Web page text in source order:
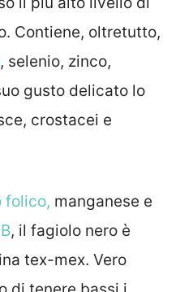
Contiene, oltretutto,
, selenio, zinco,
gusto delicato lo
crostacei e
folico, manganese e
, il fagiolo nero è
tex-mex. Vero